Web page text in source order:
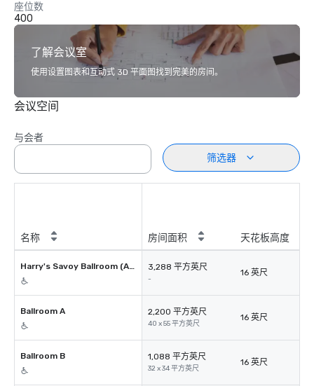
座位数
400
了解会议室
使用设置图表和互动式 3D 平面图找到完美的房间。
会议空间
与会者
筛选器
名称 房间面积 天花板高度
Harry's Savoy Ballroom (A&B) 3,288 平方英尺
-
16 英尺
Ballroom A 2,200 平方英尺
40 x 55 平方英尺
16 英尺
Ballroom B 1,088 平方英尺
32 x 34 平方英尺
16 英尺